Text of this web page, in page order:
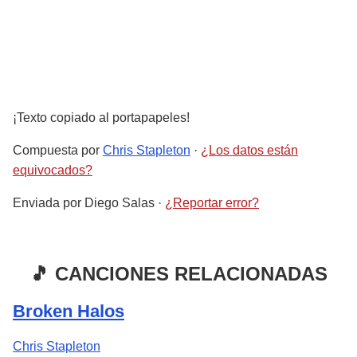
¡Texto copiado al portapapeles!
Compuesta por Chris Stapleton · ¿Los datos están
equivocados?
Enviada por Diego Salas · ¿Reportar error?
🎵 CANCIONES RELACIONADAS
Broken Halos
Chris Stapleton